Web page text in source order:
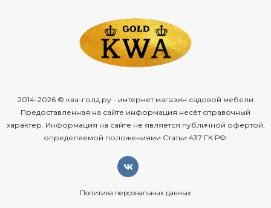
2014-2026 © ква-голд.ру - интернет магазин садовой мебели
Предоставленная на сайте информация несёт справочный
характер. Информация на сайте не является публичной офертой,
определяемой положениями Статьи 437 ГК РФ.
Политика персональных данных